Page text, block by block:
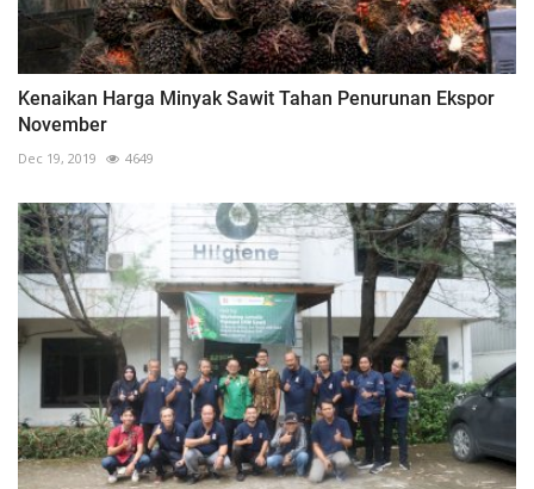
Kenaikan Harga Minyak Sawit Tahan Penurunan Ekspor
November
Dec 19, 2019 4649